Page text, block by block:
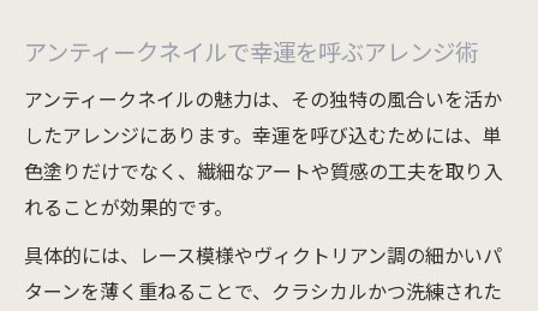
アンティークネイルで幸運を呼ぶアレンジ術
アンティークネイルの魅力は、その独特の風合いを活か
したアレンジにあります。幸運を呼び込むためには、単
色塗りだけでなく、繊細なアートや質感の工夫を取り入
れることが効果的です。
具体的には、レース模様やヴィクトリアン調の細かいパ
ターンを薄く重ねることで、クラシカルかつ洗練された